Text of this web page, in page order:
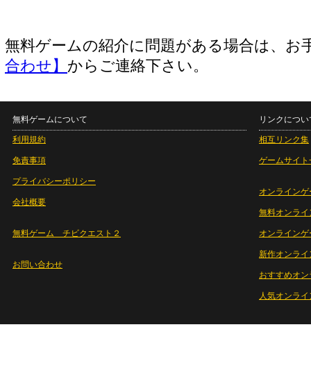
無料ゲームの紹介に問題がある場合は、お
合わせ】 からご連絡下さい。
無料ゲームについて
利用規約
免責事項
プライバシーポリシー
会社概要
無料ゲーム チビクエスト２
お問い合わせ
リンクについ
相互リンク集
ゲームサイト
オンラインゲ
無料オンライ
オンライン
新作オンライ
おすすめオ
人気オンラ